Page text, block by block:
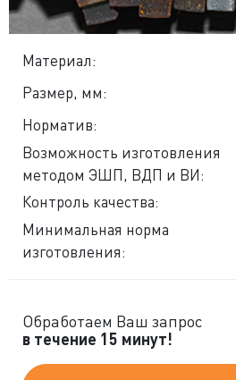
Материал:
Размер, мм:
Норматив:
Возможность изготовления
методом ЭШП, ВДП и ВИ:
Контроль качества:
Минимальная норма
изготовления:
Обработаем Ваш запрос
в течение 15 минут!